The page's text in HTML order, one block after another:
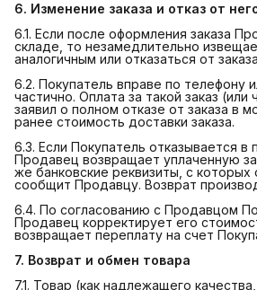
6. Изменение заказа и отказ от
6.1. Если после оформления заказа
складе, то незамедлительно
аналогичным или отказаться от
6.2. Покупатель вправе по телефону
частично. Оплата за такой заказ
заявил о полном отказе от заказа в
ранее стоимость доставки заказа.
6.3. Если Покупатель отказывается
Продавец возвращает уплаченную
же банковские реквизиты, с
сообщит Продавцу. Возврат
6.4. По согласованию с Продавцом
Продавец корректирует его
возвращает переплату на счет
7. Возврат и обмен товара
7.1. Товар (как надлежащего